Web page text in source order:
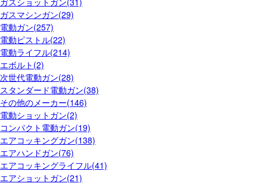
ガスマシンガン(29)
電動ガン(257)
電動ピストル(22)
電動ライフル(214)
エボルト(2)
次世代電動ガン(28)
スタンダード電動ガン(38)
その他のメーカー(146)
電動ショットガン(2)
コンパクト電動ガン(19)
エアコッキングガン(138)
エアハンドガン(76)
エアコッキングライフル(41)
エアショットガン(21)